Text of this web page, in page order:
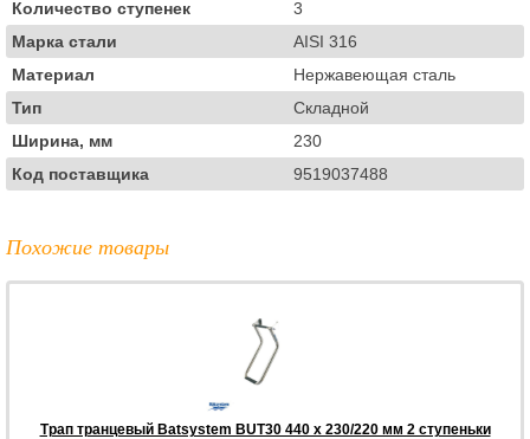
Количество ступенек
3
Марка стали
AISI 316
Материал
Нержавеющая сталь
Тип
Складной
Ширина, мм
230
Код поставщика
9519037488
Похожие товары
Трап транцевый Batsystem BUT30 440 x 230/220 мм 2 ступеньки